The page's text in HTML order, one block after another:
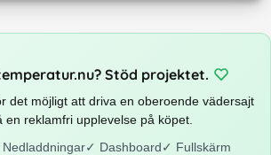
Stöd projektet.
det möjligt att driva en oberoende vädersajt
reklamfri upplevelse på köpet.
Nedladdningar✓ Dashboard✓ Fullskärm